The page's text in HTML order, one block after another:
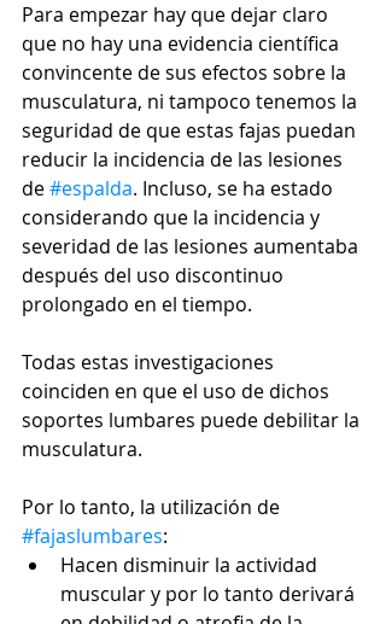
Para empezar hay que dejar claro
que no hay una evidencia científica
convincente de sus efectos sobre la
musculatura, ni tampoco tenemos la
seguridad de que estas fajas puedan
reducir la incidencia de las lesiones
de #espalda. Incluso, se ha estado
considerando que la incidencia y
severidad de las lesiones aumentaba
después del uso discontinuo
prolongado en el tiempo.
Todas estas investigaciones
coinciden en que el uso de dichos
soportes lumbares puede debilitar la
musculatura.
Por lo tanto, la utilización de
#fajaslumbares:
Hacen disminuir la actividad
muscular y por lo tanto derivará